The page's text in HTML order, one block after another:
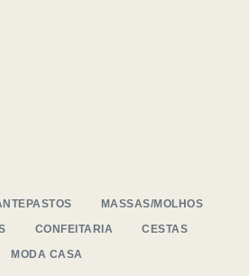
MASSAS/MOLHOS
CONFEITARIA
CESTAS
MODA CASA